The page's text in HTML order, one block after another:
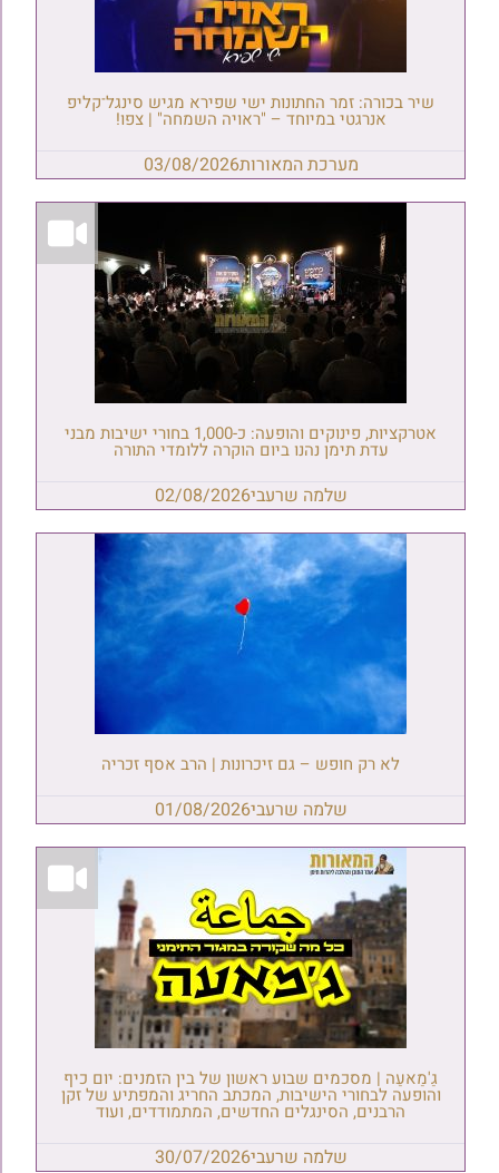
שיר בכורה: זמר החתונות ישי שפירא מגיש סינגל־קליפ
אנרגטי במיוחד – "ראויה השמחה" | צפו!
מערכת המאורות03/08/2026
אטרקציות, פינוקים והופעה: כ-1,000 בחורי ישיבות מבני
עדת תימן נהנו ביום הוקרה ללומדי התורה
שלמה שרעבי02/08/2026
לא רק חופש – גם זיכרונות | הרב אסף זכריה
שלמה שרעבי01/08/2026
גַ'מַאעַה | מסכמים שבוע ראשון של בין הזמנים: יום כיף
והופעה לבחורי הישיבות, המכתב החריג והמפתיע של זקן
הרבנים, הסינגלים החדשים, המתמודדים, ועוד
שלמה שרעבי30/07/2026